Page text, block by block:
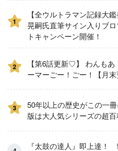
1
【全ウルトラマン記録大
晃嗣氏直筆サイン入りブ
トキャンペーン開催！
2
【第6話更新♡】 わんもあ
ーマーごー！ごー！【月末
3
50年以上の歴史がこの一
版は大人気シリーズの超
『太鼓の達人』即上達！